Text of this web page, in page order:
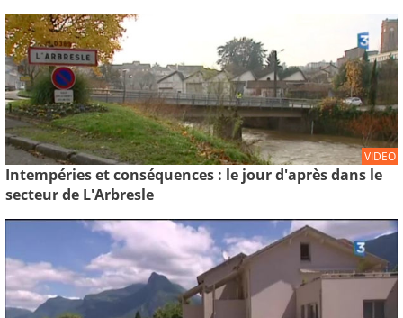
VIDEO
Intempéries et conséquences : le jour d'après dans le
secteur de L'Arbresle